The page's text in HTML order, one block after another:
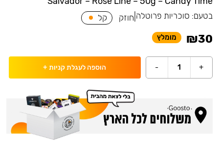
בטעם: סוכריות פרוטלה חוזק קל
₪30 מומלץ
+
1
- הוספה לעגלת קניות +